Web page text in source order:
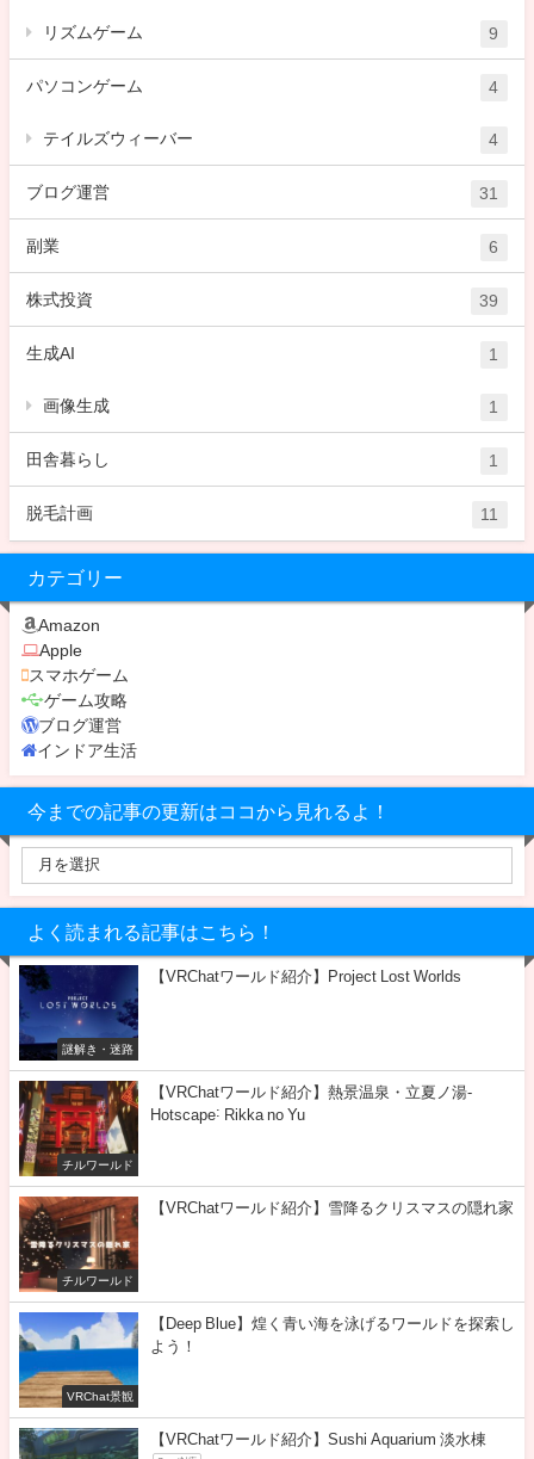
リズムゲーム 9
パソコンゲーム 4
テイルズウィーバー 4
ブログ運営 31
副業 6
株式投資 39
生成AI 1
画像生成 1
田舎暮らし 1
脱毛計画 11
カテゴリー
Amazon
Apple
スマホゲーム
ゲーム攻略
ブログ運営
インドア生活
今までの記事の更新はココから見れるよ！
よく読まれる記事はこちら！
謎解き・迷路
【VRChatワールド紹介】Project Lost Worlds
チルワールド
【VRChatワールド紹介】熱景温泉・立夏ノ湯-
Hotscape˸ Rikka no Yu
チルワールド
【VRChatワールド紹介】雪降るクリスマスの隠れ家
VRChat景観
【Deep Blue】煌く青い海を泳げるワールドを探索し
よう！
【VRChatワールド紹介】Sushi Aquarium 淡水棟